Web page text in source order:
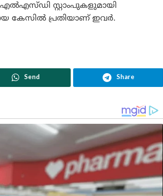
സ്റ്റാംപുകളുമായി
കേസിൽ പ്രതിയാണ് ഇവർ.
Send Share